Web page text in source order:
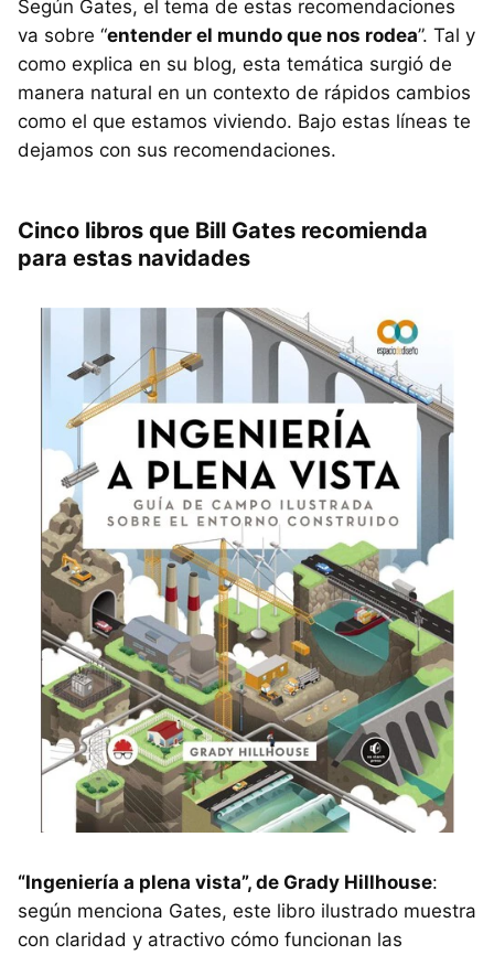
Según Gates, el tema de estas recomendaciones
va sobre “entender el mundo que nos rodea”. Tal y
como explica en su blog, esta temática surgió de
manera natural en un contexto de rápidos cambios
como el que estamos viviendo. Bajo estas líneas te
dejamos con sus recomendaciones.
Cinco libros que Bill Gates recomienda
para estas navidades
“Ingeniería a plena vista”, de Grady Hillhouse:
según menciona Gates, este libro ilustrado muestra
con claridad y atractivo cómo funcionan las